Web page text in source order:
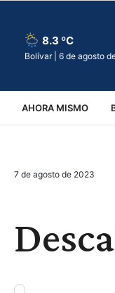
8.3 ºC
Bolívar | 6 de agosto
AHORA MISMO
VIRALES
7 de agosto de 2023